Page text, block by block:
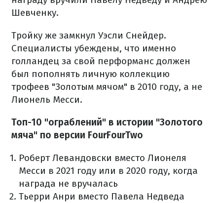
Шевченку.
Тройку же замкнул Уэсли Снейдер.
Специалисты убеждены, что именно
голландец за свой перформанс должен
был пополнять личную коллекцию
трофеев "Золотым мячом" в 2010 году, а не
Лионель Месси.
Топ-10 "ограблений" в истории "Золотого
мяча" по версии FourFourTwo
Роберт Левандовски вместо Лионеля
Месси в 2021 году или в 2020 году, когда
награда не вручалась
Тьерри Анри вместо Павела Недведа